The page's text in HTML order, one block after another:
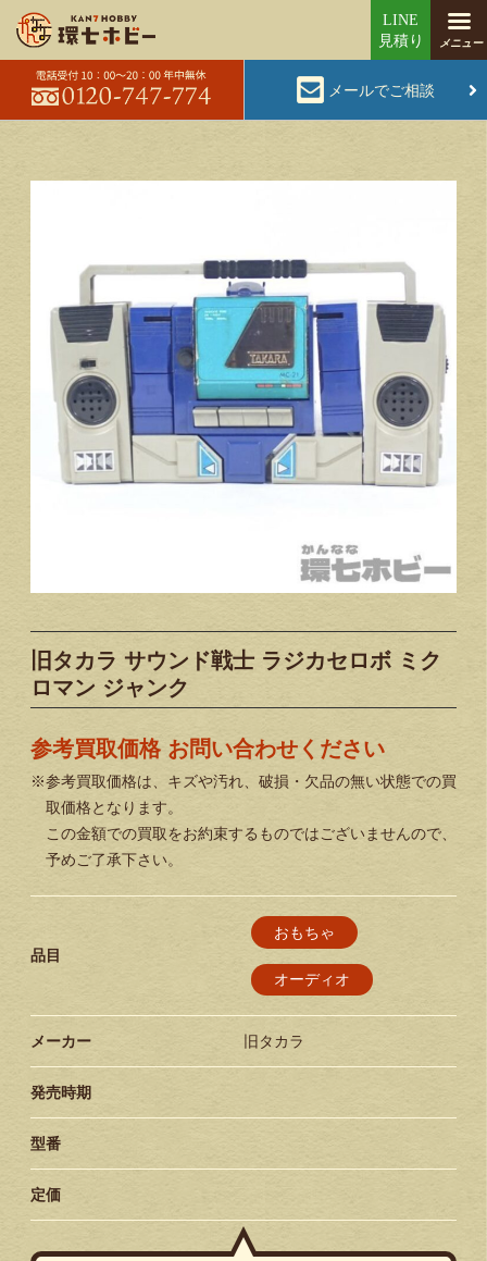
メールでご相談
旧タカラ サウンド戦士 ラジカセロボ ミク
ロマン ジャンク
参考買取価格 お問い合わせください
※参考買取価格は、キズや汚れ、破損・欠品の無い状態での買
取価格となります。
この金額での買取をお約束するものではございませんので、
予めご了承下さい。
品目
おもちゃ
オーディオ
メーカー 旧タカラ
発売時期
型番
定価